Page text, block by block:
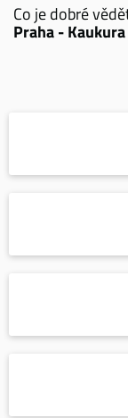
Co je dobré
Praha - Kaukura